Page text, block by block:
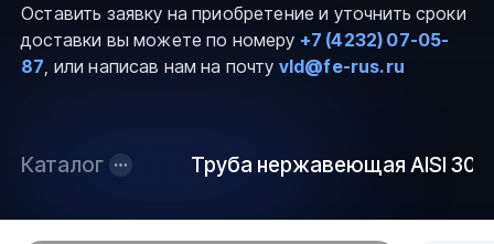
Оставить заявку на приобретение и уточнить сроки
доставки вы можете по номеру +7 (4232) 07-05-
87, или написав нам на почту vld@fe-rus.ru
Каталог Труба нержавеющая AISI 304